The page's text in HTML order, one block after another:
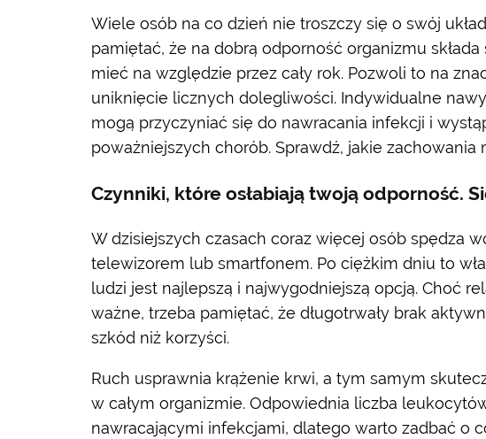
Wiele osób na co dzień nie troszczy się o swój
pamiętać, że na dobrą odporność organizmu
mieć na względzie przez cały rok. Pozwoli to na
uniknięcie licznych dolegliwości. Indywidualne
mogą przyczyniać się do nawracania infekcji i
poważniejszych chorób. Sprawdź, jakie zachowania
Czynniki, które osłabiają twoją odporność.
W dzisiejszych czasach coraz więcej osób spędza
telewizorem lub smartfonem. Po ciężkim dniu to
ludzi jest najlepszą i najwygodniejszą opcją. Choć
ważne, trzeba pamiętać, że długotrwały brak
szkód niż korzyści.
Ruch usprawnia krążenie krwi, a tym samym
w całym organizmie. Odpowiednia liczba
nawracającymi infekcjami, dlatego warto zadbać o